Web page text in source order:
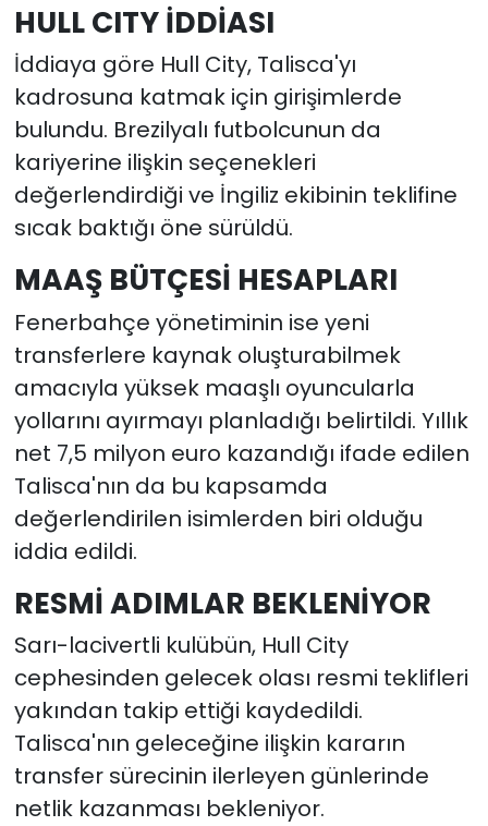
HULL CITY İDDİASI
İddiaya göre Hull City, Talisca'yı
kadrosuna katmak için girişimlerde
bulundu. Brezilyalı futbolcunun da
kariyerine ilişkin seçenekleri
değerlendirdiği ve İngiliz ekibinin teklifine
sıcak baktığı öne sürüldü.
MAAŞ BÜTÇESİ HESAPLARI
Fenerbahçe yönetiminin ise yeni
transferlere kaynak oluşturabilmek
amacıyla yüksek maaşlı oyuncularla
yollarını ayırmayı planladığı belirtildi. Yıllık
net 7,5 milyon euro kazandığı ifade edilen
Talisca'nın da bu kapsamda
değerlendirilen isimlerden biri olduğu
iddia edildi.
RESMİ ADIMLAR BEKLENİYOR
Sarı-lacivertli kulübün, Hull City
cephesinden gelecek olası resmi teklifleri
yakından takip ettiği kaydedildi.
Talisca'nın geleceğine ilişkin kararın
transfer sürecinin ilerleyen günlerinde
netlik kazanması bekleniyor.